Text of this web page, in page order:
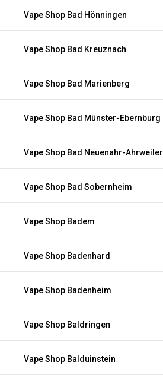
Vape Shop Bad Hönningen
Vape Shop Bad Kreuznach
Vape Shop Bad Marienberg
Vape Shop Bad Münster-Ebernburg
Vape Shop Bad Neuenahr-Ahrweiler
Vape Shop Bad Sobernheim
Vape Shop Badem
Vape Shop Badenhard
Vape Shop Badenheim
Vape Shop Baldringen
Vape Shop Balduinstein